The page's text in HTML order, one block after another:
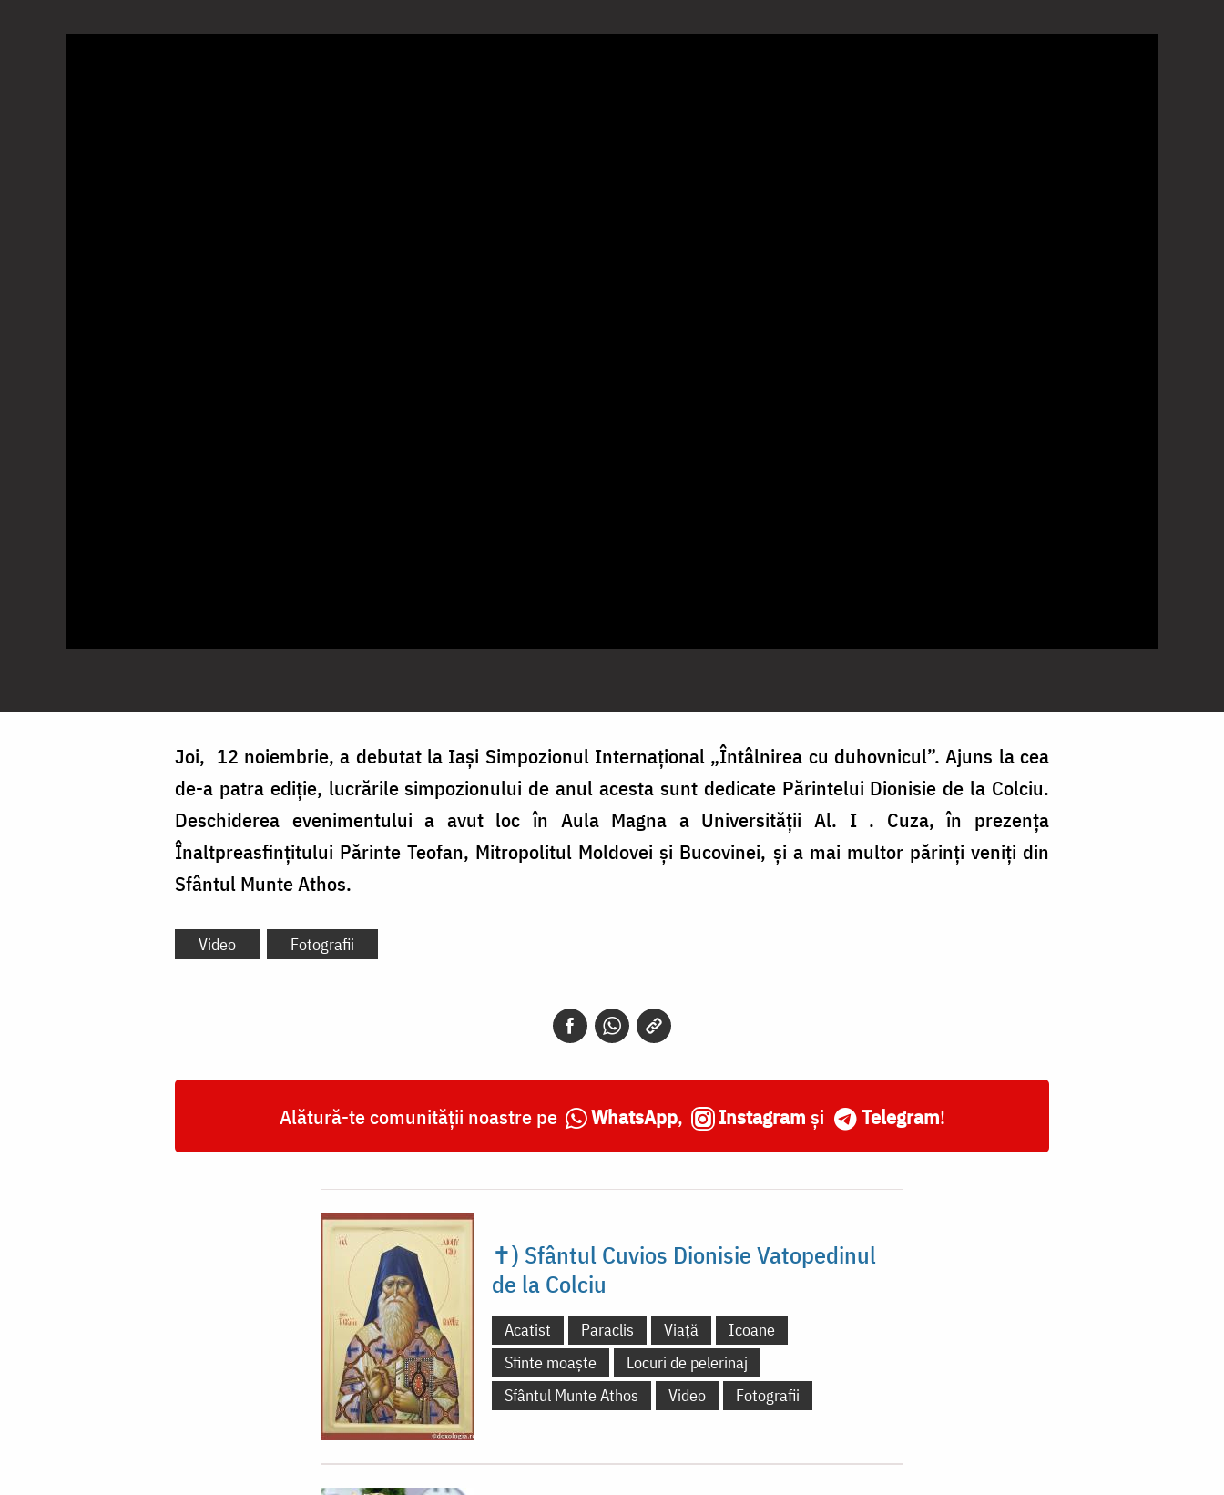
Joi, 12 noiembrie, a debutat la Iași Simpozionul Internațional „Întâlnirea cu duhovnicul”. Ajuns la cea
de-a patra ediție, lucrările simpozionului de anul acesta sunt dedicate Părintelui Dionisie de la Colciu.
Deschiderea evenimentului a avut loc în Aula Magna a Universității Al. I . Cuza, în prezența
Înaltpreasfințitului Părinte Teofan, Mitropolitul Moldovei și Bucovinei, și a mai multor părinți veniți din
Sfântul Munte Athos.
Video Fotografii
Alătură-te comunității noastre pe WhatsApp, Instagram și Telegram!
✝) Sfântul Cuvios Dionisie Vatopedinul
de la Colciu
Acatist Paraclis Viață
Icoane
Sfinte moaște
Locuri de pelerinaj
Sfântul Munte Athos
Video Fotografii